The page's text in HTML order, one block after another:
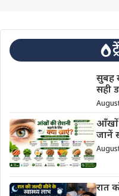
सुबह
सही
आँखों
जानें
रात